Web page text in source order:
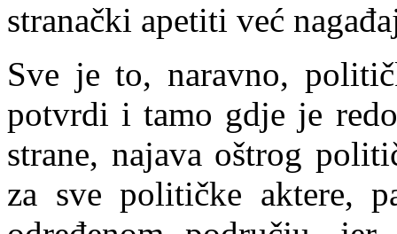
stranački apetiti već
Sve je to, naravno,
potvrdi i tamo gdje je
strane, najava oštrog
za sve političke aktere,